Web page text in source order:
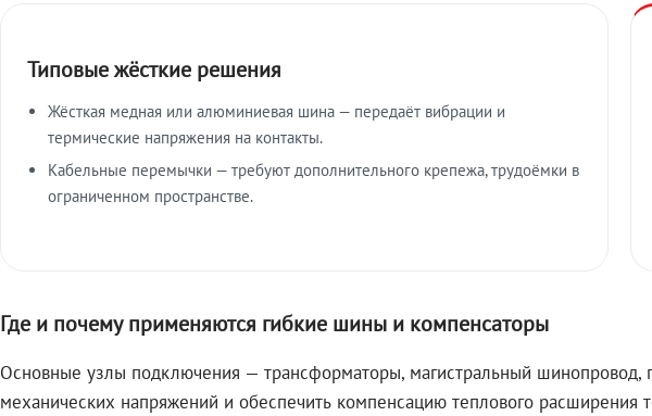
Типовые жёсткие решения
Жёсткая медная или алюминиевая шина — передаёт вибрации и
термические напряжения на контакты.
Кабельные перемычки — требуют дополнительного крепежа, трудоёмки в
ограниченном пространстве.
Где и почему применяются гибкие шины и компенсаторы
Основные узлы подключения — трансформаторы, магистральный
механических напряжений и обеспечить компенсацию теплового расширения